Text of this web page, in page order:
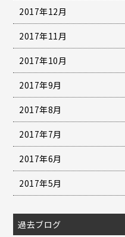
2017年12月
2017年11月
2017年10月
2017年9月
2017年8月
2017年7月
2017年6月
2017年5月
過去ブログ